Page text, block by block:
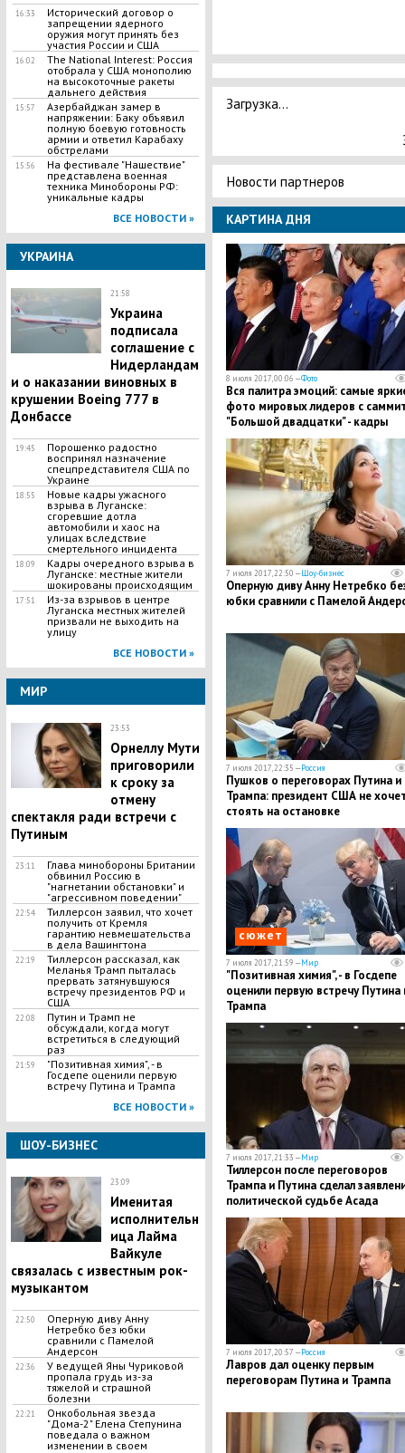
16:33
Исторический договор о
запрещении ядерного
оружия могут принять без
участия России и США
16:02
The National Interest: Россия
отобрала у США монополию
на высокоточные ракеты
дальнего действия
15:57
Азербайджан замер в
напряжении: Баку объявил
полную боевую готовность
армии и ответил Карабаху
обстрелами
15:56
На фестивале "Нашествие"
представлена военная
техника Минобороны РФ:
уникальные кадры
ВСЕ НОВОСТИ »
УКРАИНА
21:58
Укpaина
подписала
coглашение с
Hидерландам
и o наказании виновных в
кpyшении Воeing 777 в
Донбассе
19:45
Порошенко радостно
воспринял назначение
спецпредставителя США по
Украине
18:55
​Новые кадры ужасного
взрыва в Луганске:
сгоревшие дотла
автомобили и хаос на
улицах вследствие
смертельного инцидента
18:09
Кадры очередного взрыва в
Луганске: местные жители
шокированы происходящим
17:51
Из-за взрывов в центре
Луганска местных жителей
призвали не выходить на
улицу
ВСЕ НОВОСТИ »
МИР
23:53
Орнеллу Мути
приговорили
к сроку за
отмену
спектакля ради встречи с
Путиным
23:11
Глава минобороны Британии
обвинил Россию в
"нагнетании обстановки" и
"агрессивном поведении"
22:54
Тиллерсон заявил, что хочет
получить от Кремля
гарантию невмешательства
в дела Вашингтона
22:19
Тиллерсон рассказал, как
Меланья Трамп пыталась
прервать затянувшуюся
встречу президентов РФ и
США
22:08
Путин и Трамп не
обсуждали, когда могут
встретиться в следующий
раз
21:59
"Позитивная химия", - в
Госдепе оценили первую
встречу Путина и Трампа
ВСЕ НОВОСТИ »
ШОУ-БИЗНЕС
23:09
Именитая
исполнительн
ица Лайма
Вайкуле
связалась с известным рок-
музыкантом
22:50
Оперную диву Анну
Нетребко без юбки
сравнили с Памелой
Андерсон
22:36
У ведущей Яны Чуриковой
пропала грудь из-за
тяжелой и страшной
болезни
22:21
Онкобольная звезда
"Дома-2" Елена Степунина
поведала о важном
изменении в своем
Загрузка...
Новости партнеров
КАРТИНА ДНЯ
8 июля 2017, 00:06 —Фото
Вся палитра эмоций: самые
фото мировых лидеров с
"Большой двадцатки" - кадры
7 июля 2017, 22:50 —Шоу-бизнес
Оперную диву Анну Нетребко
юбки сравнили с Памелой
7 июля 2017, 22:35 —Россия
Пушков о переговорах Путина и
Трампа: президент США не
стоять на остановке
"Антироссийская истерия"
сюжет
7 июля 2017, 21:59 —Мир
"Позитивная химия", - в Госдепе
оценили первую встречу Путина
Трампа
7 июля 2017, 21:33 —Мир
Тиллерсон после переговоров
Трампа и Путина сделал
политической судьбе Асада
7 июля 2017, 20:57 —Россия
Лавров дал оценку первым
переговорам Путина и Трампа